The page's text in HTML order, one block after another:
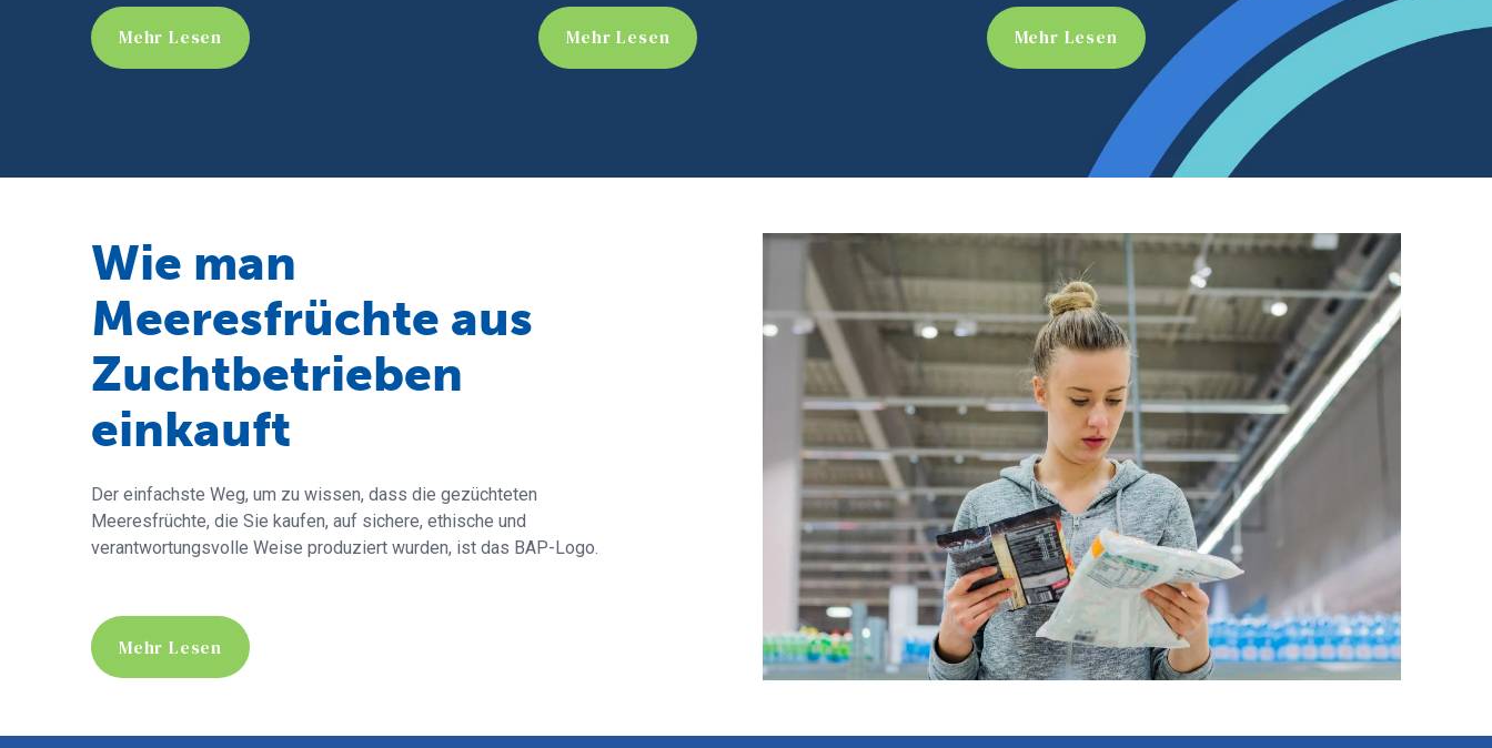
Mehr Lesen Mehr Lesen Mehr Lesen
Wie man
Meeresfrüchte aus
Zuchtbetrieben
einkauft
Der einfachste Weg, um zu wissen, dass die gezüchteten
Meeresfrüchte, die Sie kaufen, auf sichere, ethische und
verantwortungsvolle Weise produziert wurden, ist das BAP-Logo.
Mehr Lesen